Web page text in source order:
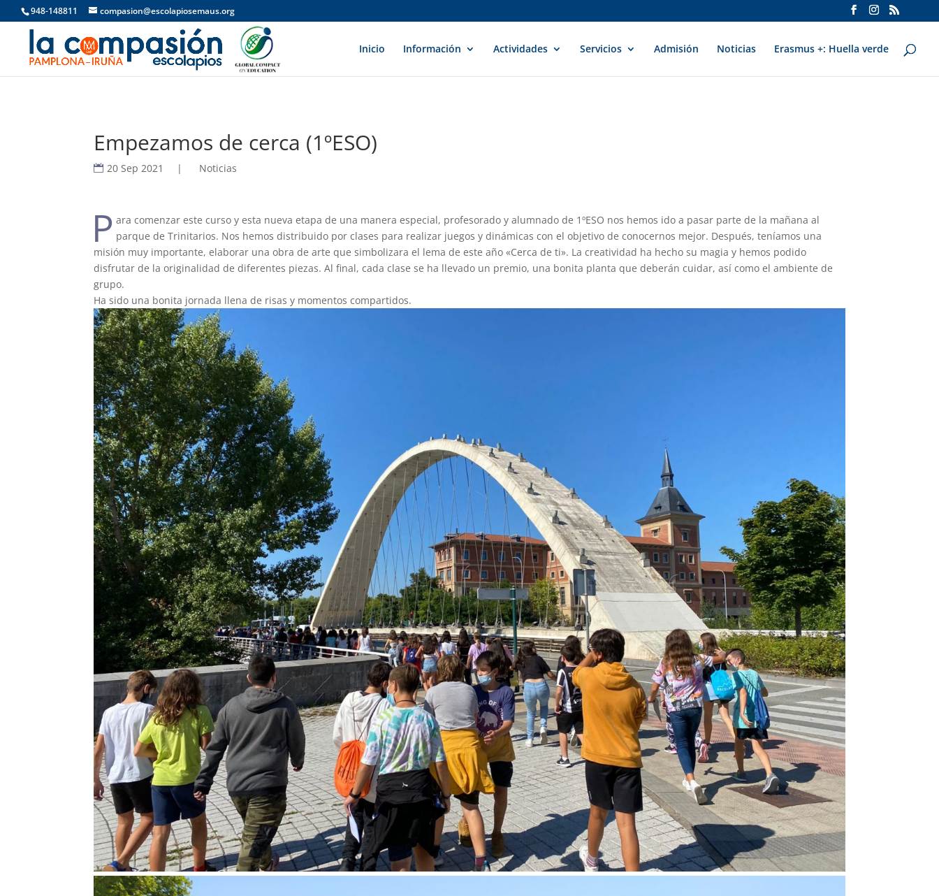
948-148811 compasion@escolapiosemaus.org
Inicio Información Actividades Servicios Admisión Noticias Erasmus +: Huella verde
Empezamos de cerca (1ºESO)
20 Sep 2021 | Noticias
P ara comenzar este curso y esta nueva etapa de una manera especial, profesorado y alumnado de 1ºESO nos hemos ido a pasar parte de la mañana al
parque de Trinitarios. Nos hemos distribuido por clases para realizar juegos y dinámicas con el objetivo de conocernos mejor. Después, teníamos una
misión muy importante, elaborar una obra de arte que simbolizara el lema de este año «Cerca de ti». La creatividad ha hecho su magia y hemos podido
disfrutar de la originalidad de diferentes piezas. Al final, cada clase se ha llevado un premio, una bonita planta que deberán cuidar, así como el ambiente de
grupo.
Ha sido una bonita jornada llena de risas y momentos compartidos.